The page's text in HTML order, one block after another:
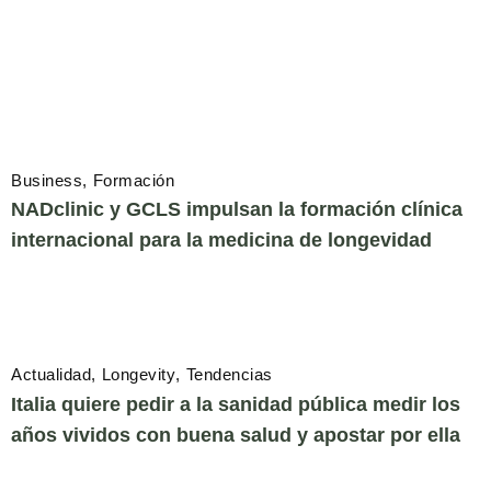
Business Formación
NADclinic y GCLS impulsan la formación clínica
internacional para la medicina de longevidad
Actualidad Longevity Tendencias
Italia quiere pedir a la sanidad pública medir los
años vividos con buena salud y apostar por ella